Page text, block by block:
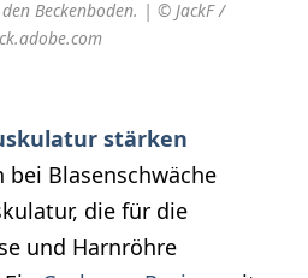
Beckenboden. | © JackF /
stärken
bei Blasenschwäche
die für die
und Harnröhre